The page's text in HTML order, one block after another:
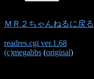
ＭＲ２ちゃんねるに戻る
readres.cgi ver.1.68
(c)megabbs (original)